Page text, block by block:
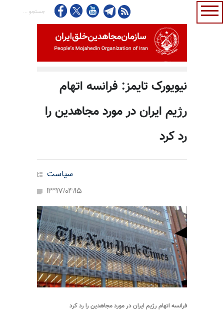
نیویورک تایمز:‌ فرانسه اتهام
رژیم ایران در مورد مجاهدین را
رد کرد
سیاست
1397/04/15
فرانسه اتهام رژیم ایران در مورد مجاهدین را رد كرد